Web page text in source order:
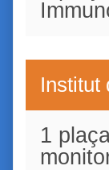
Institut
1